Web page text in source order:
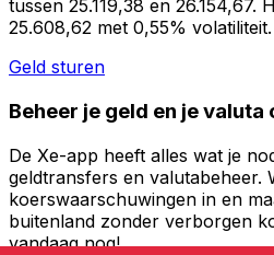
tussen 25.119,38 en 26.154,67.
25.608,62 met 0,55% volatiliteit.
Geld sturen
Beheer je geld en je valuta
De Xe-app heeft alles wat je
geldtransfers en valutabeheer.
koerswaarschuwingen in en
buitenland zonder verborgen
vandaag nog!